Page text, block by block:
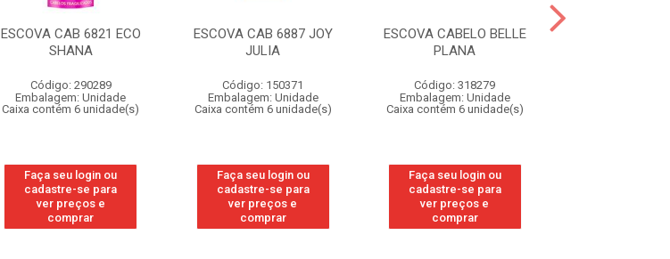
ESCOVA CAB 6821 ECO
SHANA
Código: 290289
Embalagem: Unidade
Caixa contém 6 unidade(s)
Faça seu login ou
cadastre-se para
ver preços e
comprar
ESCOVA CAB 6887 JOY
JULIA
Código: 150371
Embalagem: Unidade
Caixa contém 6 unidade(s)
Faça seu login ou
cadastre-se para
ver preços e
comprar
ESCOVA CABELO BELLE
PLANA
Código: 318279
Embalagem: Unidade
Caixa contém 6 unidade(s)
Faça seu login ou
cadastre-se para
ver preços e
comprar